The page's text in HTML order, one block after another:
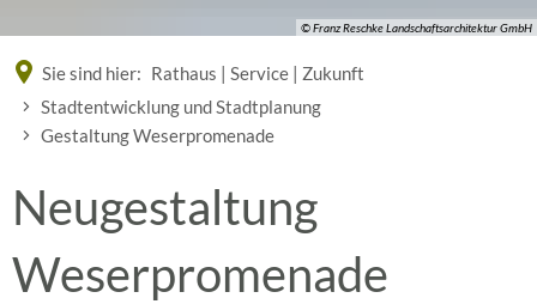
© Franz Reschke Landschaftsarchitektur GmbH
Sie sind hier: Rathaus | Service | Zukunft
Stadtentwicklung und Stadtplanung
Gestaltung Weserpromenade
Gestaltung
Weserpromenade
Neugestaltung
Weserpromenade